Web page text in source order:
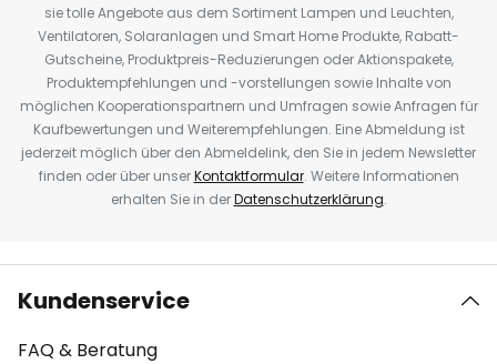
sie tolle Angebote aus dem Sortiment Lampen und Leuchten,
Ventilatoren, Solaranlagen und Smart Home Produkte, Rabatt-
Gutscheine, Produktpreis-Reduzierungen oder Aktionspakete,
Produktempfehlungen und -vorstellungen sowie Inhalte von
möglichen Kooperationspartnern und Umfragen sowie Anfragen für
Kaufbewertungen und Weiterempfehlungen. Eine Abmeldung ist
jederzeit möglich über den Abmeldelink, den Sie in jedem Newsletter
finden oder über unserKontaktformular. Weitere Informationen
erhalten Sie in derDatenschutzerklärung.
Kundenservice
FAQ & Beratung